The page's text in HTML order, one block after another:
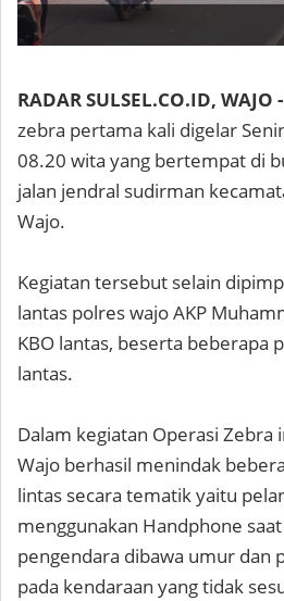
RADAR SULSEL.CO.ID, WAJO -
zebra pertama kali digelar
08.20 wita yang bertempat di
jalan jendral sudirman
Wajo.
Kegiatan tersebut selain
lantas polres wajo AKP
KBO lantas, beserta beberapa
lantas.
Dalam kegiatan Operasi Zebra
Wajo berhasil menindak
lintas secara tematik yaitu
menggunakan Handphone
pengendara dibawa umur dan
pada kendaraan yang tidak